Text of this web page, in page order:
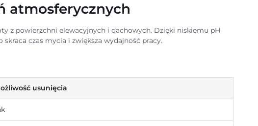
atmosferycznych
z powierzchni elewacyjnych i dachowych. Dzięki niskiemu pH
czas mycia i zwiększa wydajność pracy.
usunięcia